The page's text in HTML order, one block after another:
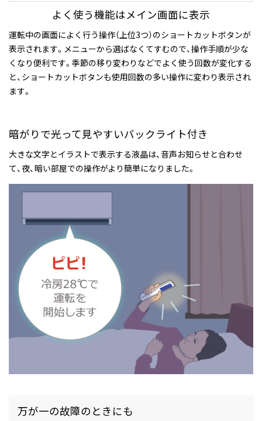
よく使う機能はメイン画面に表示
運転中の画面によく行う操作（上位3つ）のショートカットボタンが
表示されます。メニューから選ばなくてすむので、操作手順が少な
くなり便利です。季節の移り変わりなどでよく使う回数が変化する
と、ショートカットボタンも使用回数の多い操作に変わり表示され
ます。
暗がりで光って見やすいバックライト付き
大きな文字とイラストで表示する液晶は、音声お知らせと合わせ
て、夜、暗い部屋での操作がより簡単になりました。
万が一の故障のときにも